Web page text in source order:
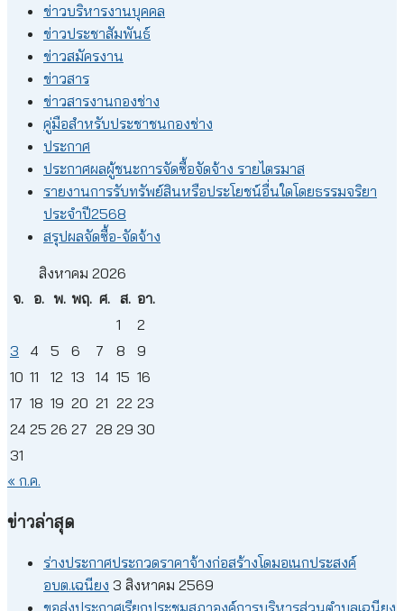
ข่าวบริหารงานบุคคล
ข่าวประชาสัมพันธ์
ข่าวสมัครงาน
ข่าวสาร
ข่าวสารงานกองช่าง
คู่มือสำหรับประชาชนกองช่าง
ประกาศ
ประกาศผลผู้ชนะการจัดซื้อจัดจ้าง รายไตรมาส
รายงานการรับทรัพย์สินหรือประโยชน์อื่นใดโดยธรรมจริยา
ประจำปี2568
สรุปผลจัดซื้อ-จัดจ้าง
สิงหาคม 2026
จ. อ. พ. พฤ. ศ. ส. อา.
1
2
3
4 5 6 7 8
9
10 11 12 13 14 15 16
17 18 19 20 21 22 23
24 25 26 27 28 29 30
31
« ก.ค.
ข่าวล่าสุด
ร่างประกาศประกวดราคาจ้างก่อสร้างโดมอเนกประสงค์
อบต.เฉนียง 3 สิงหาคม 2569